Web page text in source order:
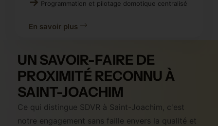
Programmation et pilotage domotique centralisé
En savoir plus
UN SAVOIR-FAIRE DE
PROXIMITÉ RECONNU À
SAINT-JOACHIM
Ce qui distingue SDVR à Saint-Joachim, c'est
notre engagement sans faille envers la qualité et